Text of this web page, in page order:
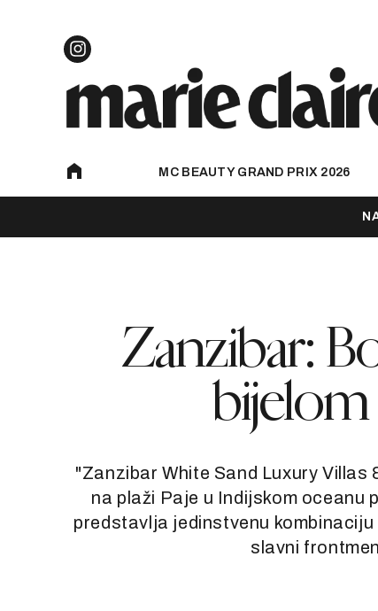
MC BEAUTY GRAND PRIX 2026
Zanzibar:
bijelom
"Zanzibar White Sand Luxury
na plaži Paje u Indijskom oceanu
predstavlja jedinstvenu
slavni